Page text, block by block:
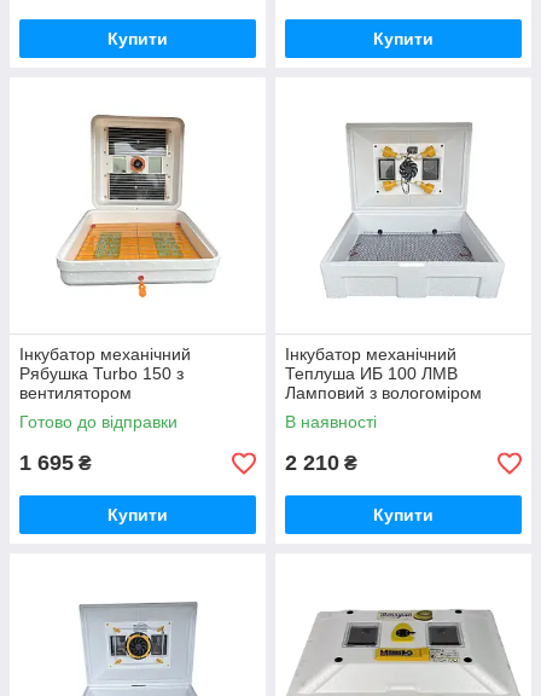
Купити Купити
Інкубатор механічний
Рябушка Turbo 150 з
вентилятором
Готово до відправки
1 695 ₴
Купити
Інкубатор механічний
Теплуша ИБ 100 ЛМВ
Ламповий з вологоміром
В наявності
2 210 ₴
Купити